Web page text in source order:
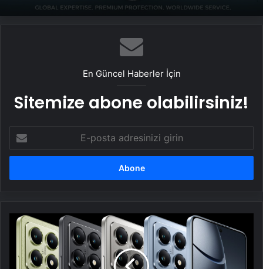
Reklam Ajansı, SEO Ajansı ve Web
En Güncel Haberler İçin
Sitemize abone olabilirsiniz!
posta
adresinizi
Xiaomi,
telefonları